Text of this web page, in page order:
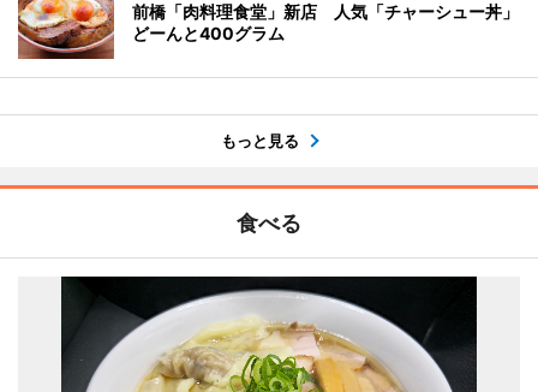
前橋「肉料理食堂」新店 人気「チャーシュー丼」
どーんと400グラム
もっと見る
食べる